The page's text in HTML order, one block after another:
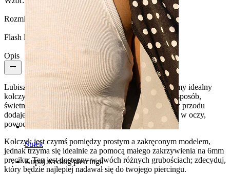
Sutek
Kupuj według piercingu
Rozmiar kulki: 2 mm
Flash label: 3 w cenie 2
Opis
Lubisz prostą, klasyczną biżuterię? W takim razie mamy idealny
kolczyk dla ciebie. Zaprojektowany w bardzo prosty sposób,
świetnie nadaje się na każdą okazję. Mały kryształek z przodu
dodaje klasy i elegancji, ale jednocześnie nie rzuca się w oczy,
powodując, że kolczyk jest wyjątkowo dyskretny.
Kolczyk jest czymś pomiędzy prostym a zakręconym modelem,
jednak trzyma się idealnie za pomocą małego zakrzywienia na 6mm
pręciku. Ten jest dostępny w dwóch różnych grubościach; zdecyduj,
który będzie najlepiej nadawał się do twojego piercingu.